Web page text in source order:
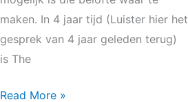
maken. In 4 jaar tijd (Luister hier het
gesprek van 4 jaar geleden terug)
is The
Read More »